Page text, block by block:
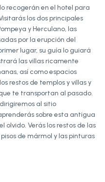
recogerán en el hotel para
los dos principales
y Herculano, las
por la erupción del
lugar, su guía lo guiará
las villas ricamente
así como espacios
restos de templos y villas y
te transportan al pasado.
al sitio
sobre esta antigua
olvido. Verás los restos de las
de mármol y las pinturas